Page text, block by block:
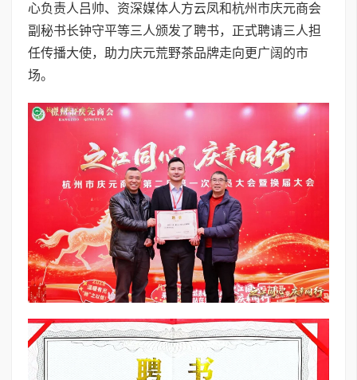
心负责人吕帅、资深媒体人方云凤和杭州市庆元商会
副秘书长钟守平等三人颁发了聘书，正式聘请三人担
任传播大使，助力庆元荒野茶品牌走向更广阔的市
场。